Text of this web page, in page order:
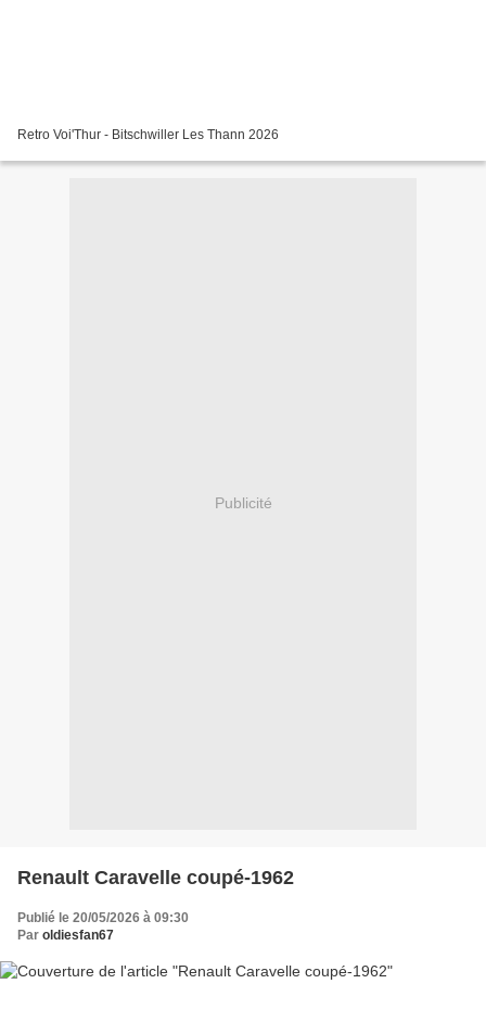
Retro Voi'Thur - Bitschwiller Les Thann 2026
Publicité
Renault Caravelle coupé-1962
Publié le 20/05/2026 à 09:30
Par oldiesfan67